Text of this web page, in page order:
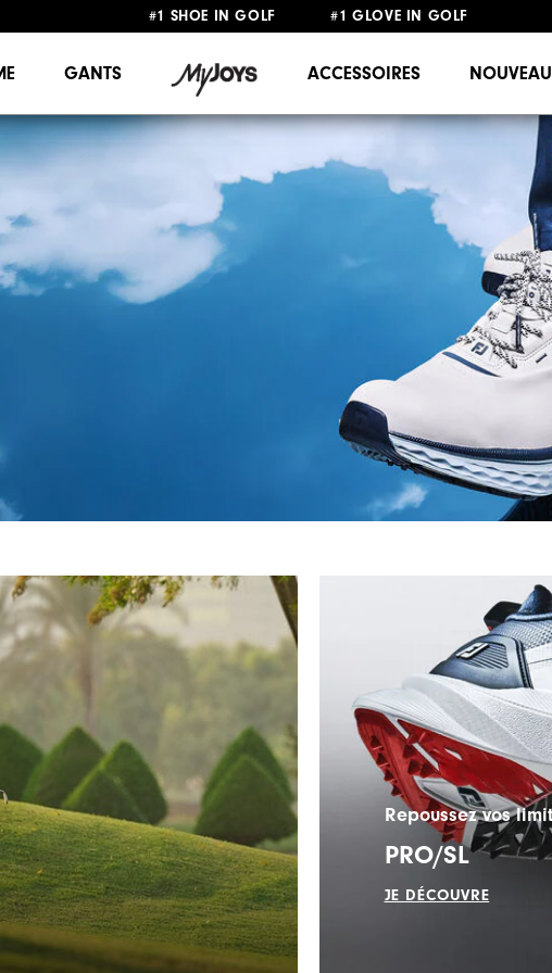
#1 SHOE IN GOLF #1 GLOVE IN GOLF
GANTS ACCESSOIRES
Repoussez vos
PRO/SL
JE DÉCOUVRE